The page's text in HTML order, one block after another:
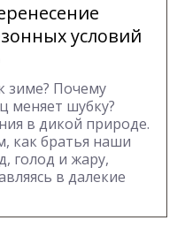
условий
зиме? Почему
меняет шубку?
в дикой природе.
как братья наши
голод и жару,
в далекие